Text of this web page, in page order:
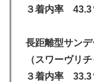
３着内率 43.3
長距離型サン
（スワーヴリ
３着内率 33.3